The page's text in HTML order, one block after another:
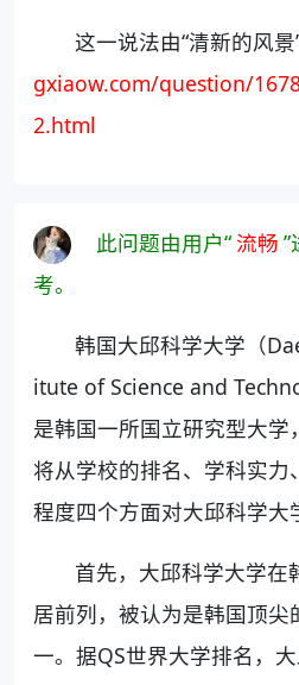
这一说法由“清新的风
gxiaow.com/question/
2.html
此问题由用户“ 流畅
考。
韩国大邱科学大学（
itute of Science and
是韩国一所国立研究型大学
将从学校的排名、学科实力
程度四个方面对大邱科学大
首先，大邱科学大学在
居前列，被认为是韩国顶尖
一。据QS世界大学排名，